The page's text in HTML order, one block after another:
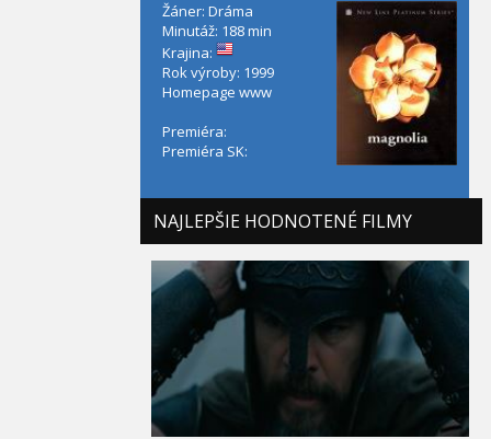
Žáner: Dráma
Minutáž: 188 min
Krajina:
Rok výroby: 1999
Homepage www
Premiéra:
Premiéra SK:
NAJLEPŠIE HODNOTENÉ FILMY